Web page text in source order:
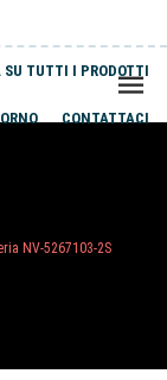
SU TUTTI I PRODOTTI
CONTATTACI
NV-5267103-2S